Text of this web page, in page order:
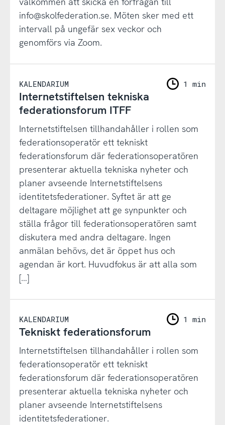
info@skolfederation.se. Möten sker med ett
intervall på ungefär sex veckor och
genomförs via Zoom.
KALENDARIUM 1 min
Internetstiftelsen tekniska
federationsforum ITFF
Internetstiftelsen tillhandahåller i rollen som
federationsoperatör ett tekniskt
federationsforum där federationsoperatören
presenterar aktuella tekniska nyheter och
planer avseende Internetstiftelsens
identitetsfederationer. Syftet är att ge
deltagare möjlighet att ge synpunkter och
ställa frågor till federationsoperatören samt
diskutera med andra deltagare. Ingen
anmälan behövs, det är öppet hus och
agendan är kort. Huvudfokus är att alla som
[…]
KALENDARIUM 1 min
Tekniskt federationsforum
Internetstiftelsen tillhandahåller i rollen som
federationsoperatör ett tekniskt
federationsforum där federationsoperatören
presenterar aktuella tekniska nyheter och
planer avseende Internetstiftelsens
identitetsfederationer.